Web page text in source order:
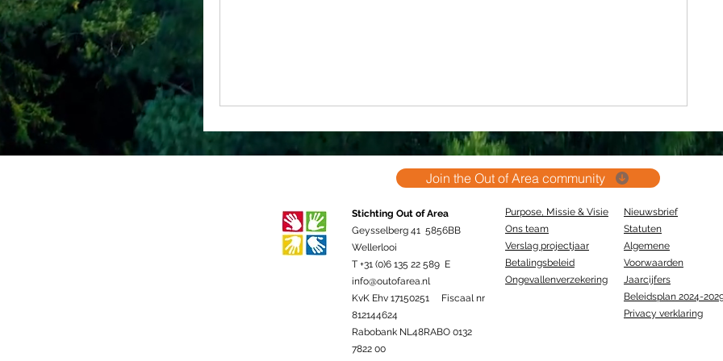
Join the Out of Area community
Stichting Out of Area
Geysselberg 41 5856BB
Wellerlooi
T +31 (0)6 135 22 589 E
info@outofarea.nl
KvK Ehv 17150251 Fiscaal nr
812144624
Rabobank NL48RABO 0132
7822 00
Purpose, Missie & Visie
Ons team
Verslag projectjaar
Betalingsbeleid
Ongevallenverzekering
Nieuwsbrief
Statuten
Algemene
Voorwaarden
Jaarcijfers
Beleidsplan 2024-
Privacy verklaring